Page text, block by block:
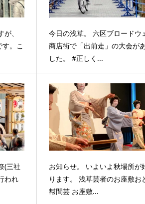
、
。こ
今日の浅草。 六区ブロードウ
商店街で「出前走」の大会が
した。 #正しく...
(三社
われ
お知らせ。 いよいよ秋場所が
ります。 浅草芸者のお座敷お
幇間芸 お座敷...